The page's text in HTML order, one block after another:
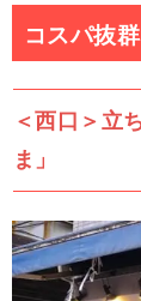
コスパ抜
＜西口＞立
ま」